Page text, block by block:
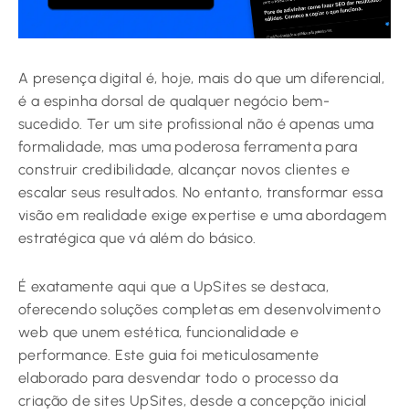
A presença digital é, hoje, mais do que um diferencial,
é a espinha dorsal de qualquer negócio bem-
sucedido. Ter um site profissional não é apenas uma
formalidade, mas uma poderosa ferramenta para
construir credibilidade, alcançar novos clientes e
escalar seus resultados. No entanto, transformar essa
visão em realidade exige expertise e uma abordagem
estratégica que vá além do básico.
É exatamente aqui que a UpSites se destaca,
oferecendo soluções completas em desenvolvimento
web que unem estética, funcionalidade e
performance. Este guia foi meticulosamente
elaborado para desvendar todo o processo da
criação de sites UpSites, desde a concepção inicial